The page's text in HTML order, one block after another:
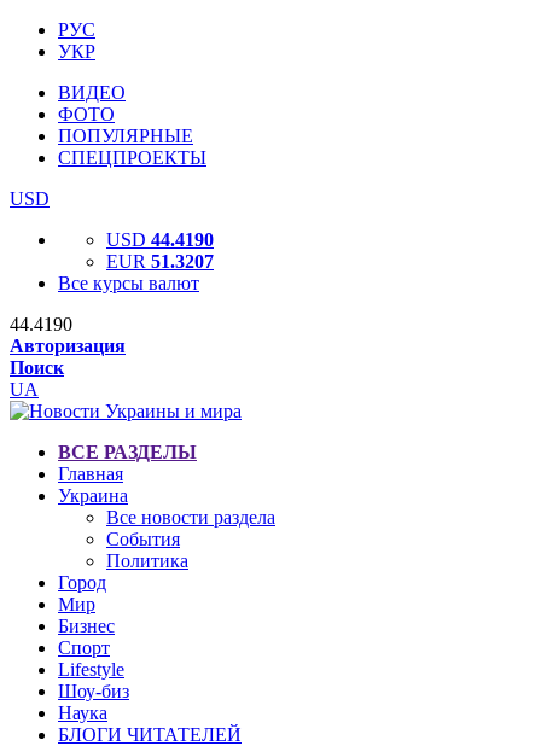
РУС
УКР
ВИДЕО
ФОТО
ПОПУЛЯРНЫЕ
СПЕЦПРОЕКТЫ
USD
USD 44.4190
EUR 51.3207
Все курсы валют
44.4190
Авторизация
Поиск
UA
ВСЕ РАЗДЕЛЫ
Главная
Украина
Все новости раздела
События
Политика
Город
Мир
Бизнес
Спорт
Lifestyle
Шоу-биз
Наука
БЛОГИ ЧИТАТЕЛЕЙ